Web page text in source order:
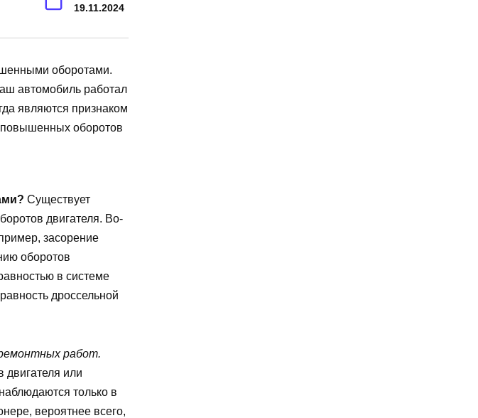
19.11.2024
оборотами.
автомобиль работал
являются признаком
оборотов
Существует
двигателя. Во-
засорение
оборотов
в системе
дроссельной
работ.
двигателя или
только в
вероятнее всего,